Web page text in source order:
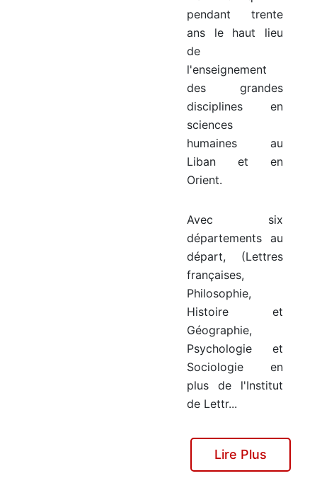
pendant trente
ans le haut lieu
de
l'enseignement
des grandes
disciplines en
sciences
humaines au
Liban et en
Orient.
Avec six
départements au
départ, (Lettres
françaises,
Philosophie,
Histoire et
Géographie,
Psychologie et
Sociologie en
plus de l'Institut
de Lettr...
Lire Plus